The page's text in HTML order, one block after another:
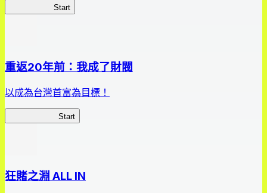
Start
重返20年前：我成了財閥
以成為台灣首富為目標！
Start
狂賭之淵 ALL IN